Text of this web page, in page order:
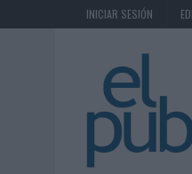
INICIAR SESIÓN